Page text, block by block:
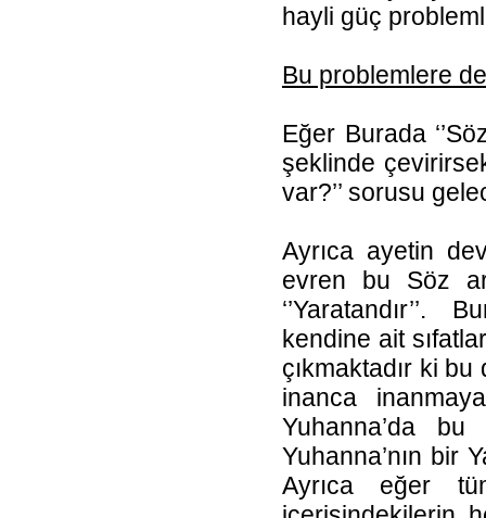
hayli güç
Bu problemlere
Eğer Burada ‘’Söz
şeklinde
var?’’ sorusu
Ayrıca ayetin
evren bu Söz
‘’Yaratandır’’.
kendine ait
çıkmaktadır ki bu
inanca
Yuhanna’da bu
Yuhanna’nın bir
Ayrıca eğer